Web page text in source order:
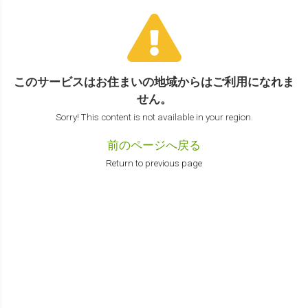
このサービスはお住まいの地域からはご利用になれま
せん。
Sorry! This content is not available in your region.
前のページへ戻る
Return to previous page